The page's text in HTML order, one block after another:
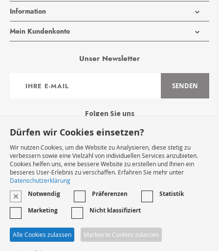
Information
Mein Kundenkonto
Unser Newsletter
zum
SENDEN
Folgen Sie uns
Widerruf Starten
VERTRAG WIDERRUFEN
* Innerhalb Deutschlands
Dürfen wir Cookies einsetzen?
Wir nutzen Cookies, um die Website zu Analysieren, diese stetig zu
verbessern sowie eine Vielzahl von individuellen Services anzubieten.
Cookies helfen uns, eine bessere Website zu erstellen und Ihnen ein
besseres User-Erlebnis zu verschaffen. Erfahren Sie mehr unter
Datenschutzerklärung
Notwendig Präferenzen
Statistik
Marketing
Nicht klassifiziert
Alle Cookies zulassen Markierte Cookies zulassen